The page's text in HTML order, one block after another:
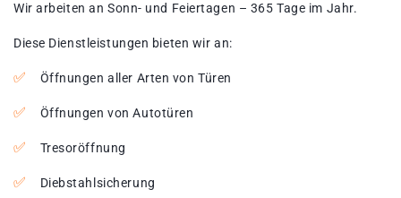
Wir arbeiten an Sonn- und Feiertagen – 365 Tage im Jahr.
Diese Dienstleistungen bieten wir an:
Öffnungen aller Arten von Türen
Öffnungen von Autotüren
Tresoröffnung
Diebstahlsicherung